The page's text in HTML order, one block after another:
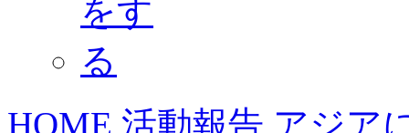
HOME 活動報告 アジア